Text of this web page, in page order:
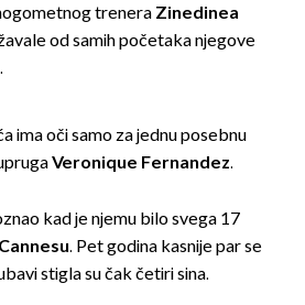
trenera Zinedinea
od samih početaka njegove
ima oči samo za jednu posebnu
Veronique Fernandez.
kad je njemu bilo svega 17
Cannesu. Pet godina kasnije par se
stigla su čak četiri sina.